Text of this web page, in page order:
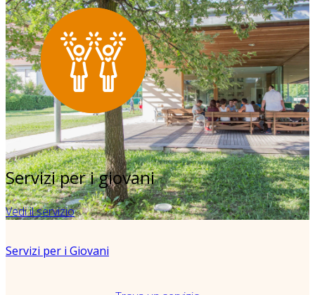
Servizi per i giovani
Vedi il servizio
Servizi per i Giovani